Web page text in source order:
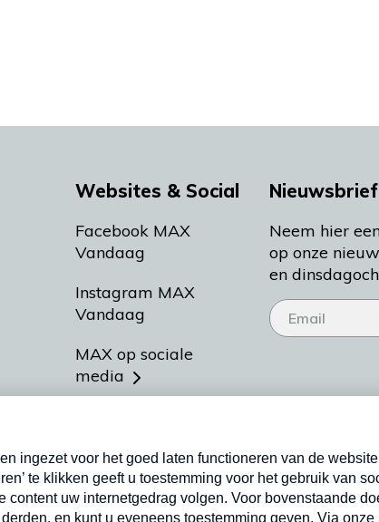
Websites & Social
Facebook MAX
Vandaag
Instagram MAX
Vandaag
MAX op sociale
media
Meldpunt Actueel
Heel Holland Bakt
Nieuwsbrief
Neem hier
op onze
en
Nieuwsbrief
Neem hier een gratis